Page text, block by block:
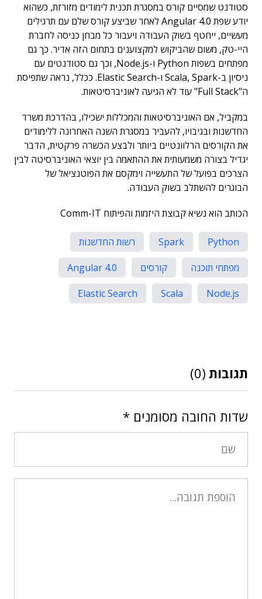
סטודנט שמסיים קורס במסגרת תכנית לימודים מזורזת, כשהוא
יודע שפת Angular 4.0 לאחר שביצע קורס שלם עם תרגילים
מעשיים, ייחטף בשוק העבודה ויעבור כל מבחן כניסה לחברת
היי-טק, משום שהביקוש למקצוענים בתחום הזה אדיר. כך גם
מפתחים בשפות Python ו-Node.js, וכך גם סטודנטים עם
ניסיון ב-Scala, Spark ו-Elastic Search. ככלל, נראה שתפיסת
ה"Full Stack" עוד לא הגיעה לאוניברסיטאות.
במקביל, אם האוניברסיטאות והמכללות ישכילו, בהדרכת משרד
החדשנות ובגיבויו, להעביר במסגרת השנה האחרונה ללימודים
את הקורסים הרלוונטיים ביותר ולבצע הכשרה פרקטית, הדבר
יגדיל בצורה משמעותית את ההתאמה בין יוצאי האוניברסיטה לבין
הצרכים בפועל של התעשייה וימקסם את הפוטנציאל של
הבוגרים להשתלב בשוק העבודה.
הכותב הוא נשיא קבוצת היזמות והפיתוח Comm-IT
Python
Spark
רשות החדשנות
מפתחי תוכנה
קורסים
Angular 4.0
Node.js
Scala
Elastic Search
תגובות (0)
שדות החובה מסומנים *